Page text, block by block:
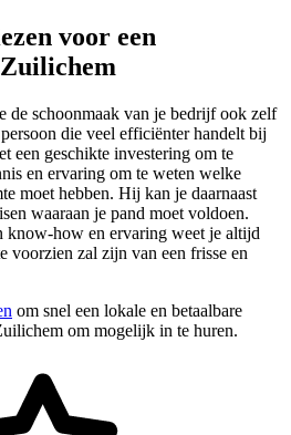
voor een
de schoonmaak van je bedrijf ook zelf
die veel efficiënter handelt bij
een geschikte investering om te
en ervaring om te weten welke
moet hebben. Hij kan je daarnaast
waaraan je pand moet voldoen.
know-how en ervaring weet je altijd
voorzien zal zijn van een frisse en
om snel een lokale en betaalbare
om mogelijk in te huren.